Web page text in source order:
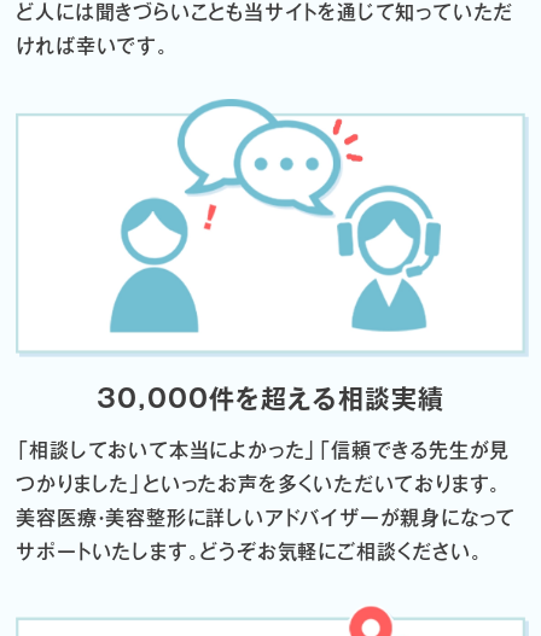
ど 人には聞きづらいことも当サイトを通じて知っていただ
ければ幸いです。
30,000件を超える相談実績
「相談しておいて本当によかった」「信頼できる先生が見
つかりました」 といったお声を多くいただいております。
美容医療・美容整形に詳しいアドバイザーが親身になって
サポートいたします。 どうぞお気軽にご相談ください。